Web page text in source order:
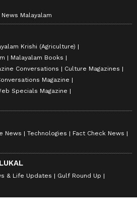
Malayalam
Krishi (Agriculture)
Malayalam Books
Conversations
Culture Magazines
Magazine
Specials Magazine
News Technologies
Fact Check News
& Life Updates
Gulf Round Up